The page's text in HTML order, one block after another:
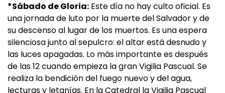
*Sábado de Gloria: Este día no hay culto oficial. Es
una jornada de luto por la muerte del Salvador y de
su descenso al lugar de los muertos. Es una espera
silenciosa junto al sepulcro: el altar está desnudo y
las luces apagadas. Lo más importante es después
de las 12 cuando empieza la gran Vigilia Pascual. Se
realiza la bendición del fuego nuevo y del agua,
lecturas y letanías. En la Catedral la Vigilia Pascual